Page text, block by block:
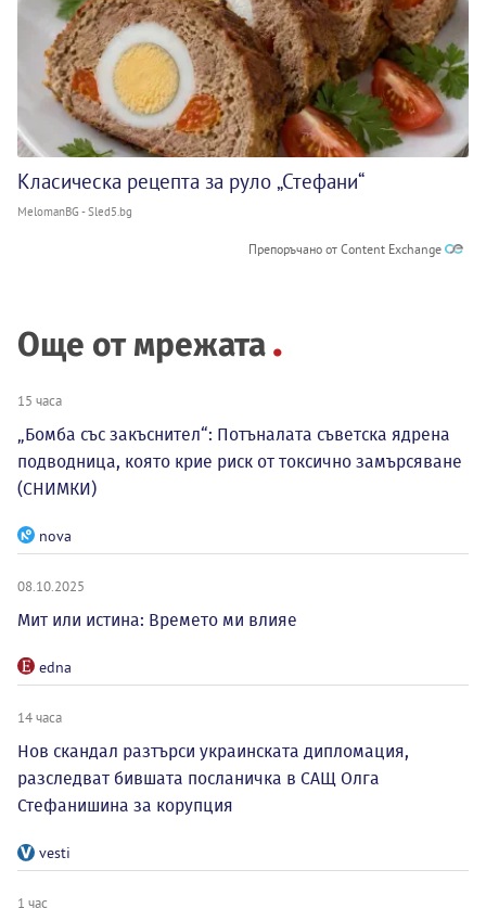
Класическа рецепта за руло „Стефани“
MelomanBG - Sled5.bg
Препоръчано от Content Exchange
Още от мрежата
15 часа
„Бомба със закъснител“: Потъналата съветска ядрена
подводница, която крие риск от токсично замърсяване
(СНИМКИ)
nova
08.10.2025
Мит или истина: Времето ми влияе
edna
14 часа
Нов скандал разтърси украинската дипломация,
разследват бившата посланичка в САЩ Олга
Стефанишина за корупция
vesti
1 час